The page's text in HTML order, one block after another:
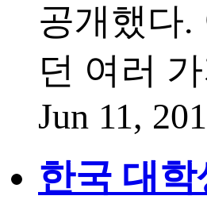
공개했다.
던 여러
Jun 11,
한국 대